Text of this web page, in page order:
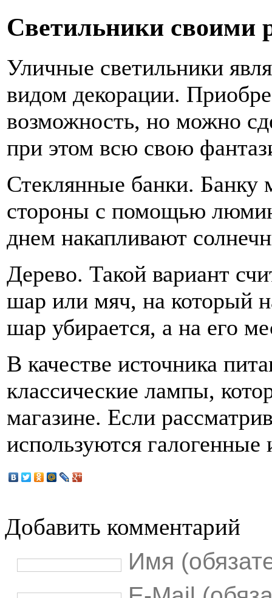
Светильники своими
Уличные светильники
видом декорации.
возможность, но можно
при этом всю свою
Стеклянные банки. Банку
стороны с помощью
днем накапливают
Дерево. Такой вариант
шар или мяч, на который
шар убирается, а на его
В качестве источника
классические лампы,
магазине. Если
используются
Добавить комментарий
Имя